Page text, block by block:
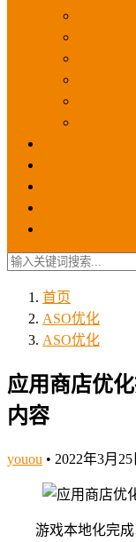
首页
ASO优化
ASO优化
应用商店优
内容
youou • 2022年3月25
游戏本地化完